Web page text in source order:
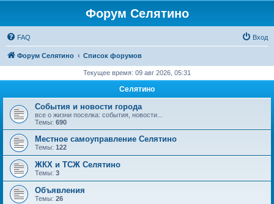
Форум Селятино
FAQ Вход
Форум Селятино Список форумов
Текущее время: 09 авг 2026, 05:31
Селятино
События и новости города
все о жизни поселка: события, новости...
Темы: 690
Местное самоуправление Селятино
Темы: 122
ЖКХ и ТСЖ Селятино
Темы: 3
Объявления
Темы: 26